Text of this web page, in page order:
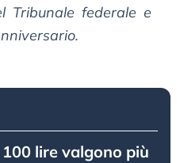
Tribunale federale e
lire valgono più